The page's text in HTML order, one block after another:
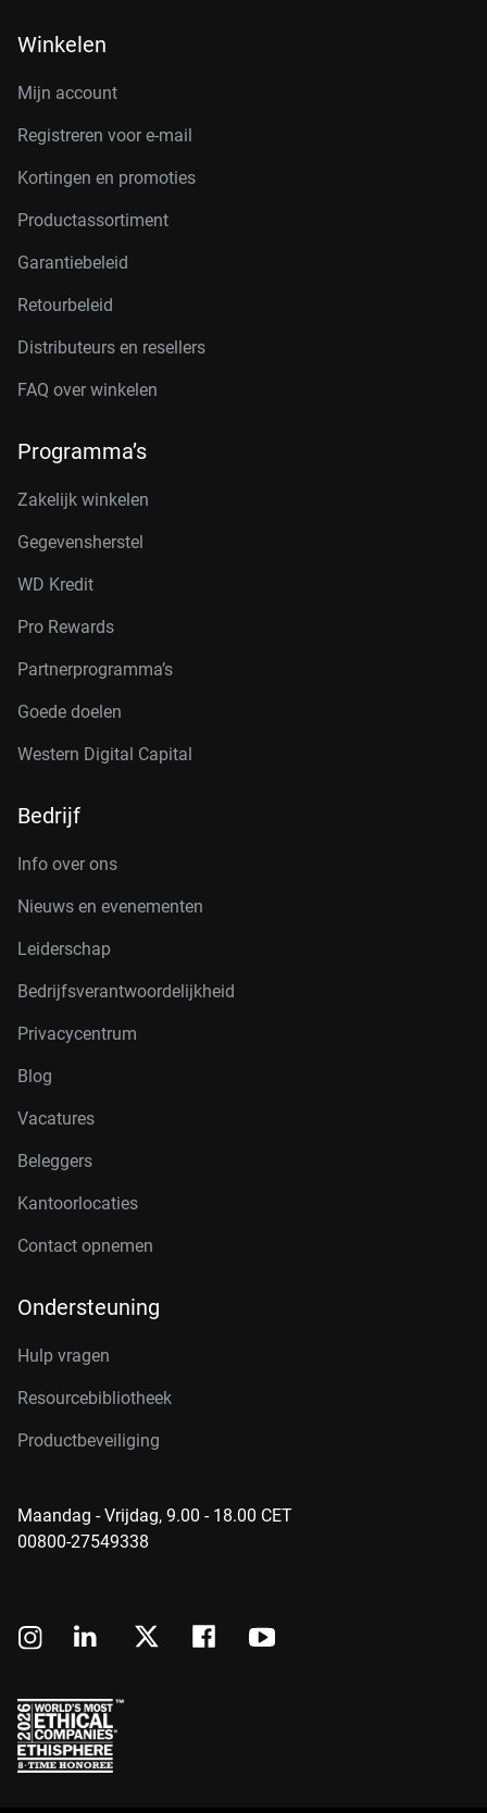
Winkelen
Mijn account
Registreren voor e-mail
Kortingen en promoties
Productassortiment
Garantiebeleid
Retourbeleid
Distributeurs en resellers
FAQ over winkelen
Programma’s
Zakelijk winkelen
Gegevensherstel
WD Kredit
Pro Rewards
Partnerprogramma’s
Goede doelen
Western Digital Capital
Bedrijf
Info over ons
Nieuws en evenementen
Leiderschap
Bedrijfsverantwoordelijkheid
Privacycentrum
Blog
Vacatures
Beleggers
Kantoorlocaties
Contact opnemen
Ondersteuning
Hulp vragen
Resourcebibliotheek
Productbeveiliging
Maandag - Vrijdag, 9.00 - 18.00 CET
00800-27549338